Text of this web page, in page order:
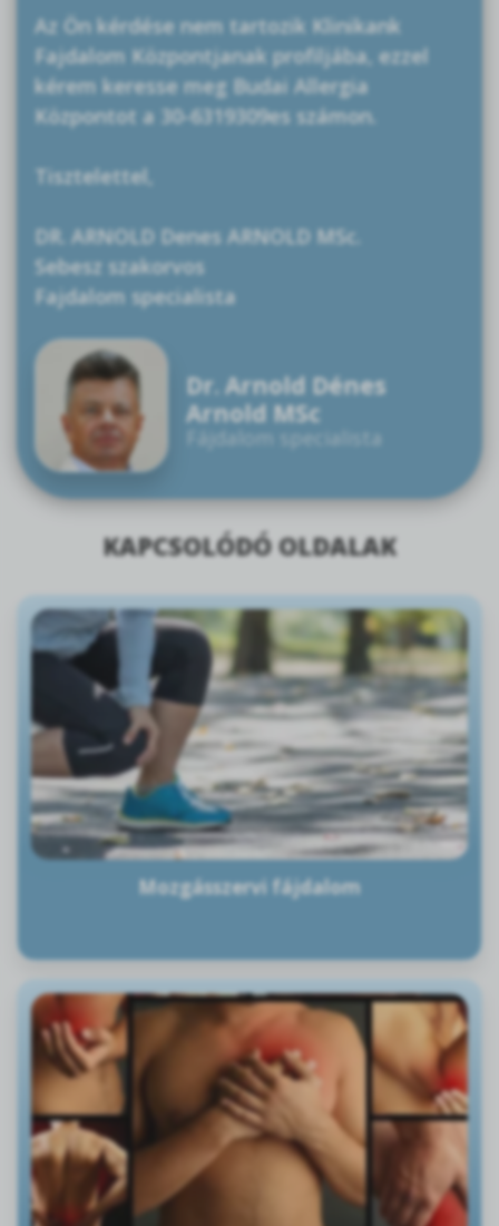
Az Ön kérdése nem tartozik Klinikank
Fajdalom Központjanak profiljába, ezzel
kérem keresse meg Budai Allergia
Központot a 30-6319309es számon.
Tisztelettel,
DR. ARNOLD Denes ARNOLD MSc.
Sebesz szakorvos
Fajdalom specialista
Dr. Arnold Dénes
Arnold MSc
Fájdalom specialista
KAPCSOLÓDÓ OLDALAK
Mozgásszervi fájdalom